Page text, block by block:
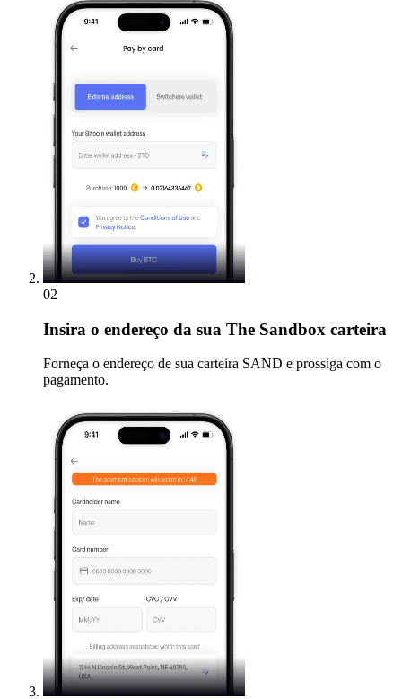
02
Insira o endereço da sua The Sandbox carteira
Forneça o endereço de sua carteira SAND e prossiga com o
pagamento.